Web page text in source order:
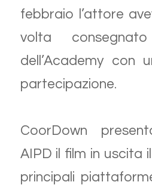
febbraio l’attore
volta
dell’Academy con
partecipazione.
CoorDown
AIPD il film in uscita
principali